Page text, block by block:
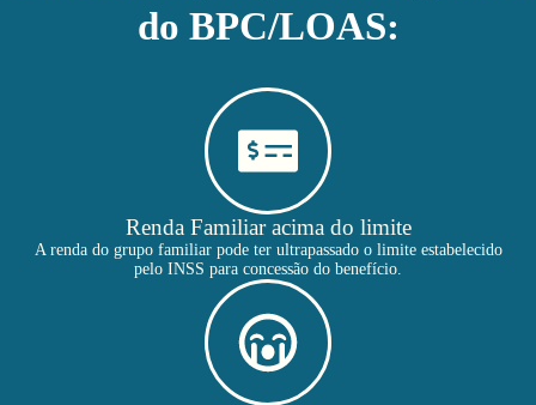
do BPC/LOAS:
Renda Familiar acima do limite
A renda do grupo familiar pode ter ultrapassado o limite estabelecido
pelo INSS para concessão do benefício.